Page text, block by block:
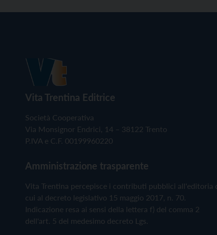
Vita Trentina Editrice
Società Cooperativa
Via Monsignor Endrici, 14 – 38122 Trento
P.IVA e C.F. 00199960220
Amministrazione trasparente
Vita Trentina percepisce i contributi pubblici all'editoria
cui al decreto legislativo 15 maggio 2017, n. 70.
Indicazione resa ai sensi della lettera f) del comma 2
dell'art. 5 del medesimo decreto Lgs.